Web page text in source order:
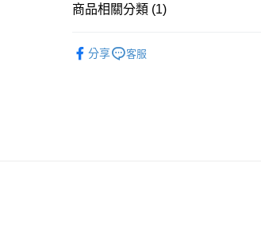
每筆NT$60，滿NT$599(含以上)免運費
宅配
商品相關分類 (1)
分享
客服